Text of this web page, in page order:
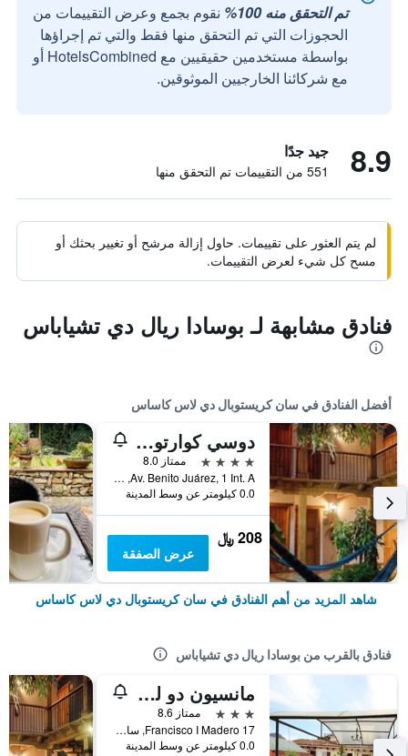
تم التحقق منه 100%
نقوم بجمع وعرض التقييمات من
الحجوزات التي تم التحقق منها فقط والتي تم إجراؤها
بواسطة مستخدمين حقيقيين مع HotelsCombined أو
مع شركائنا الخارجيين الموثوقين.
8.9 جيد جدًا
551 من التقييمات تم التحقق منها
لم يتم العثور على تقييمات. حاول إزالة مرشح أو تغيير بحثك أو
مسح كل شيء لعرض التقييمات.
فنادق مشابهة لـ بوسادا ريال دي تشياباس
أفضل الفنادق في سان كريستوبال دي لاس كاساس
دوسي كوارتوس هوتل
4 نجوم
ممتاز 8.0
Av. Benito Juárez, 1 Int. A, سان كريستوبال دي لاس كاساس, ولاية تشياباس, المكسيك
0.0 كيلومتر عن وسط المدينة
208 ﷼
عرض الصفقة
شاهد المزيد من أهم الفنادق في سان كريستوبال دي لاس كاساس
فنادق بالقرب من بوسادا ريال دي تشياباس
مانسيون دو لوس أنجوليز
3 نجوم
ممتاز 8.6
Francisco I Madero 17, سان كريستوبال دي لاس كاساس, ولاية تشياباس, المكسيك
0.0 كيلومتر عن وسط المدينة